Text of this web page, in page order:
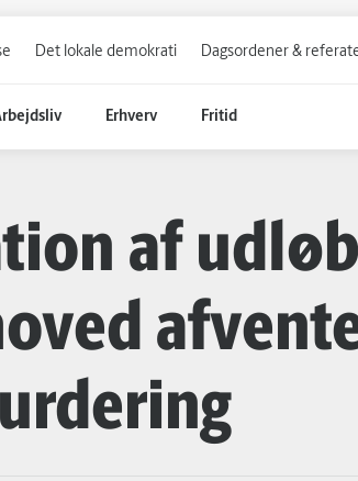
Det lokale demokrati Dagsordener &
Erhverv Fritid
af